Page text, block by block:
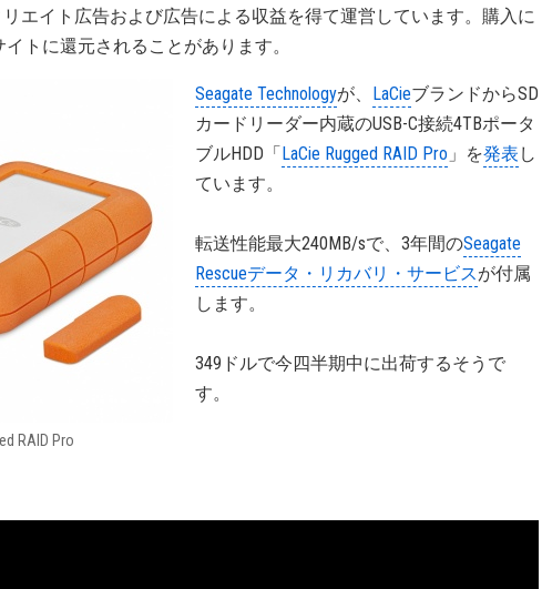
エイト広告および広告による収益を得て運営しています。購入に
トに還元されることがあります。
RAID Pro
Seagate Technologyが、 LaCieブランドからSD
カードリーダー内蔵のUSB-C接続4TBポータ
ブルHDD「LaCie Rugged RAID Pro 」を発表 し
ています。
転送性能最大240MB/sで、3年間のSeagate
Rescueデータ・リカバリ・サービスが付属
します。
349ドルで今四半期中に出荷するそうで
す。